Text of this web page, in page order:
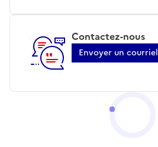
Contactez-nous
Envoyer un courriel